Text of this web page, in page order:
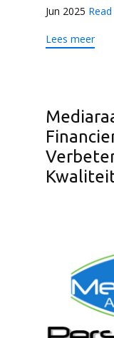
Jun 2025
Lees meer